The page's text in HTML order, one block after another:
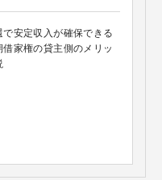
安定収入が確保できる
家権の貸主側のメリッ